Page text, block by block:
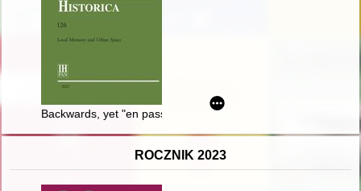
Backwards, yet "en passant"
ROCZNIK 2023